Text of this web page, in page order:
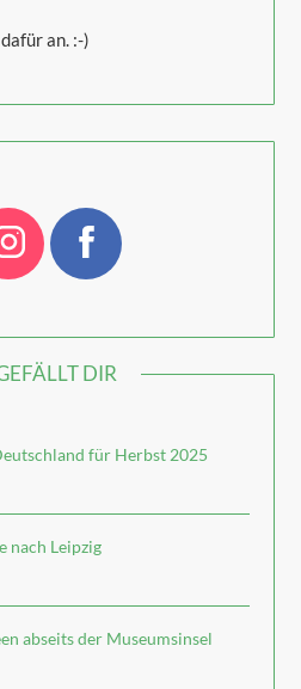
dafür an. :-)
DIR
für Herbst 2025
nach Leipzig
abseits der Museumsinsel